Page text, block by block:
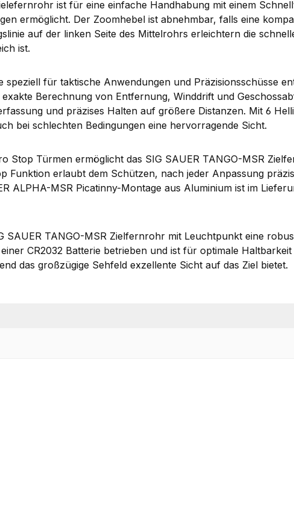
ist für eine einfache Handhabung mit einem
ermöglicht. Der Zoomhebel ist abnehmbar, falls eine
auf der linken Seite des Mittelrohrs erleichtern die
ist.
speziell für taktische Anwendungen und Präzisionsschüsse
Berechnung von Entfernung, Winddrift und
und präzises Halten auf größere Distanzen. Mit 6
bei schlechten Bedingungen eine hervorragende Sicht.
Stop Türmen ermöglicht das SIG SAUER TANGO-MSR
Funktion erlaubt dem Schützen, nach jeder Anpassung
ALPHA-MSR Picatinny-Montage aus Aluminium ist im
SAUER TANGO-MSR Zielfernrohr mit Leuchtpunkt eine
CR2032 Batterie betrieben und ist für optimale
das großzügige Sehfeld exzellente Sicht auf das Ziel bietet.